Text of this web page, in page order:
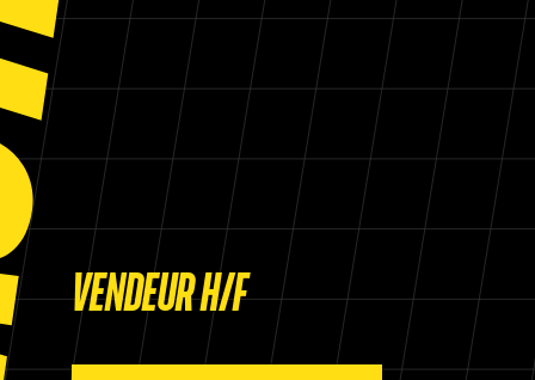
VENDEUR H/F